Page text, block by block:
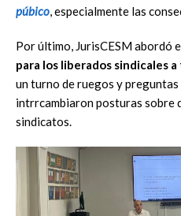
púbico, especialmente las
Por último, JurisCESM abordó
para los liberados sindicales
un turno de ruegos y
intrrcambiaron posturas sobre
sindicatos.